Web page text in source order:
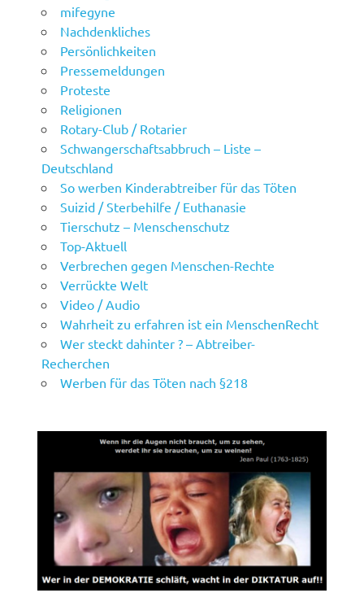
mifegyne
Nachdenkliches
Persönlichkeiten
Pressemeldungen
Proteste
Religionen
Rotary-Club / Rotarier
Schwangerschaftsabbruch – Liste –
Deutschland
So werben Kinderabtreiber für das Töten
Suizid / Sterbehilfe / Euthanasie
Tierschutz – Menschenschutz
Top-Aktuell
Verbrechen gegen Menschen-Rechte
Verrückte Welt
Video / Audio
Wahrheit zu erfahren ist ein MenschenRecht
Wer steckt dahinter ? – Abtreiber-
Recherchen
Werben für das Töten nach §218